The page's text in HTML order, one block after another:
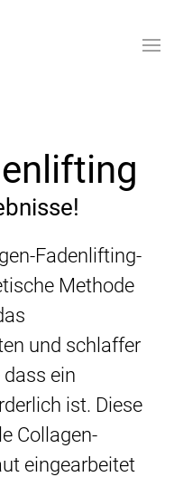
Fadenlifting-
Methode
und schlaffer
ein
ist. Diese
Collagen-
eingearbeitet